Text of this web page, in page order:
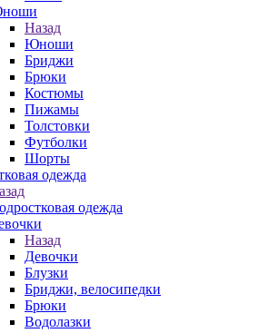
Назад
Юноши
Бриджи
Брюки
Костюмы
Пижамы
Толстовки
Футболки
Шорты
одежда
одежда
Назад
Девочки
Блузки
Бриджи, велосипедки
Брюки
Водолазки